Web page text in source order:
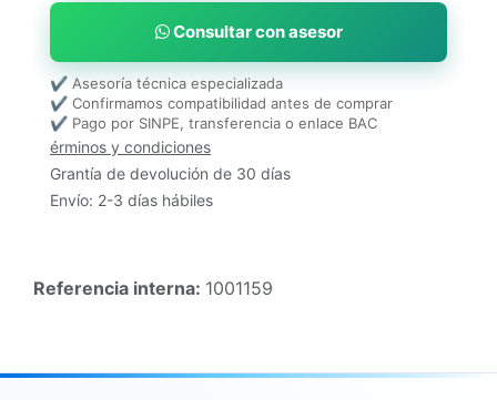
Consultar con asesor
✔ Asesoría técnica especializada
✔ Confirmamos compatibilidad antes de comprar
✔ Pago por SINPE, transferencia o enlace BAC
érminos y condiciones
Grantía de devolución de 30 días
Envío: 2-3 días hábiles
Referencia interna: 1001159